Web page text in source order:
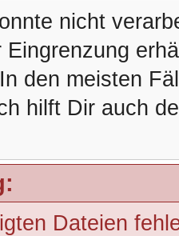
nicht
Eingrenzung
den meisten
hilft Dir auch
Dateien